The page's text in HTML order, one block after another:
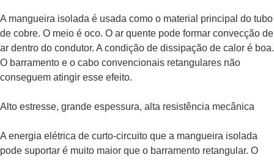
A mangueira isolada é usada como o material principal do tubo
de cobre. O meio é oco. O ar quente pode formar convecção de
ar dentro do condutor. A condição de dissipação de calor é boa.
O barramento e o cabo convencionais retangulares não
conseguem atingir esse efeito.
Alto estresse, grande espessura, alta resistência mecânica
A energia elétrica de curto-circuito que a mangueira isolada
pode suportar é muito maior que o barramento retangular. O